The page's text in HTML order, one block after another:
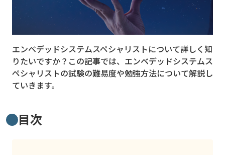
PR
5G
クラウド
M2M
VPN
スマート農業
エンベデッドシステムスペシャリストについて詳しく知
りたいですか？この記事では、エンベデッドシステムス
ペシャリストの試験の難易度や勉強方法について解説し
ていきます。
目次